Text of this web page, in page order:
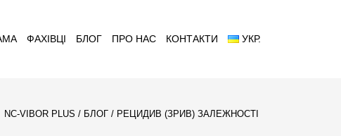
ФАХІВЦІ БЛОГ ПРО НАС КОНТАКТИ УКР.
NC-VIBOR PLUS / БЛОГ / РЕЦИДИВ (ЗРИВ) ЗАЛЕЖНОСТІ